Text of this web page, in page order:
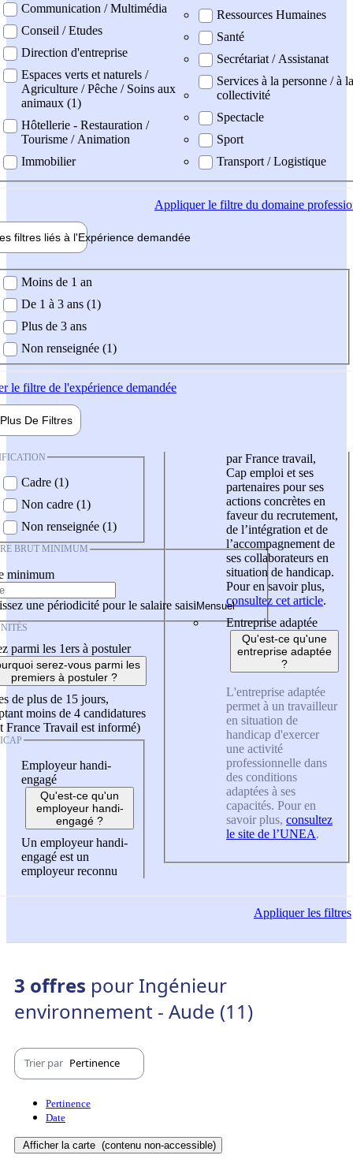
Communication / Multimédia
Conseil / Etudes
Direction d'entreprise
Espaces verts et naturels /
Agriculture / Pêche / Soins aux
animaux (1)
Hôtellerie - Restauration /
Tourisme / Animation
Immobilier
Ressources Humaines
Santé
Secrétariat / Assistanat
Services à la personne / à la
collectivité
Spectacle
Sport
Transport / Logistique
Appliquerle filtre du domaine
filtres liés à l'Expérience demandée
demandée
Moins de 1 an
De 1 à 3 ans (1)
Plus de 3 ans
Non renseignée (1)
le filtre de l'expérience demandée
Plus De Filtres
Cadre (1)
Non cadre (1)
Non renseignée (1)
BRUT MINIMUM
minimum
une périodicité pour le salaire saisi
parmi les 1ers à postuler
serez-vous parmi les
premiers à postuler ?
de plus de 15 jours,
moins de 4 candidatures
France Travail est informé)
Employeur handi-
engagé
Qu'est-ce qu'un
employeur handi-
engagé ?
Un employeur handi-
engagé est un
employeur reconnu
par France travail,
Cap emploi et ses
partenaires pour ses
actions concrètes en
faveur du recrutement,
de l’intégration et de
l’accompagnement de
ses collaborateurs en
situation de handicap.
Pour en savoir plus,
consultez cet article.
Entreprise adaptée
Qu'est-ce qu'une
entreprise adaptée
?
L'entreprise adaptée
permet à un travailleur
en situation de
handicap d'exercer
une activité
professionnelle dans
des conditions
adaptées à ses
capacités. Pour en
savoir plus, consultez
le site de l’UNEA.
Appliquerles filtres
3 offres pour Ingénieur
environnement - Aude (11)
Trier par Pertinence
Pertinence
Date
Afficher la carte (contenu non-accessible)